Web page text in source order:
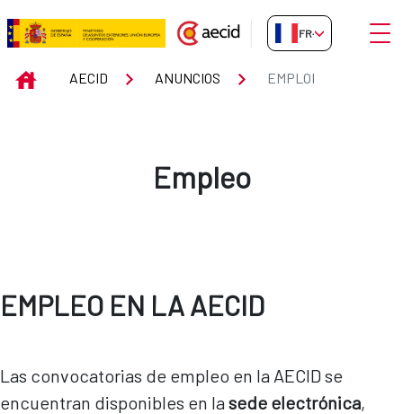
Saut au contenu principal
Emploi
FR-FR
INICIOAECID ANUNCIOS EMPLOI
Empleo
EMPLEO EN LA AECID
Las convocatorias de empleo en la AECID se
encuentran disponibles en lasede electrónica,